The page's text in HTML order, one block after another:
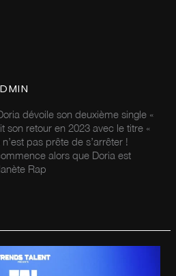
dévoile son deuxième single «
son retour en 2023 avec le titre «
pas prête de s’arrêter !
alors que Doria est
Rap